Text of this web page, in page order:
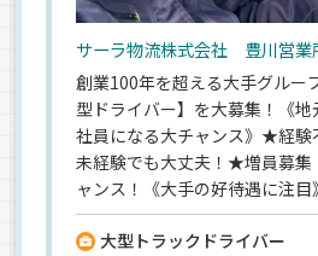
サーラ物流株式会社 豊川営業
創業100年を超える大手グルー
型ドライバー】を大募集！《
社員になる大チャンス》★経験
未経験でも大丈夫！★増員募集
ャンス！《大手の好待遇に注
月給35万円の安定収入も◎＞
族手当＞などなど、大手基準の
大型トラックドライバー